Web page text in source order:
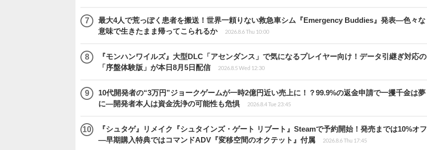
最大4人で荒っぽく患者を搬送！世界一頼りない救急車シム『Emergency Buddies』発表―色々な
意味で生きたまま帰ってこられるか
2026.8.6 Thu 10:00
『モンハンワイルズ』大型DLC「アセンダンス」で気になるプレイヤー向け！データ引継ぎ対応の
「序盤体験版」が本日8月5日配信
2026.8.5 Wed 12:30
10代開発者の“3万円”ジョークゲームが一時2億円近い売上に！？99.9%の返金申請で一攫千金は夢
に―開発者本人は資金洗浄の可能性も危惧
2026.8.4 Tue 23:45
『シュタゲ』リメイク『シュタインズ・ゲート リブート』Steamで予約開始！発売までは10%オフ
―早期購入特典ではコマンドADV『変移空間のオクテット』付属
2026.8.6 Thu 17:45